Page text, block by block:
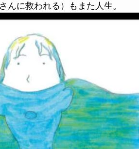
んに救われる）もまた人生。